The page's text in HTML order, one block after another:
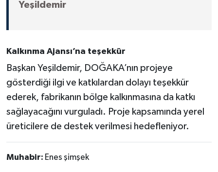
Yeşildemir
Kalkınma Ajansı’na teşekkür
Başkan Yeşildemir, DOĞAKA’nın projeye
gösterdiği ilgi ve katkılardan dolayı teşekkür
ederek, fabrikanın bölge kalkınmasına da katkı
sağlayacağını vurguladı. Proje kapsamında yerel
üreticilere de destek verilmesi hedefleniyor.
Muhabir: Enes şimşek